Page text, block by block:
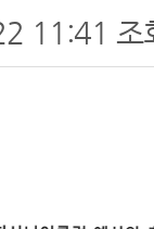
11:41 조